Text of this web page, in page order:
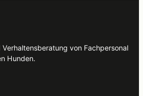
von Fachpersonal
Hunden.